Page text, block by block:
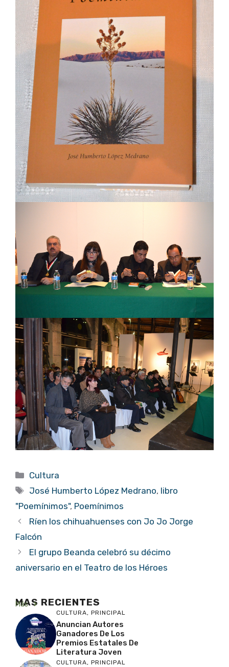
Categorías
Cultura
Etiquetas
José Humberto López Medrano, libro
"Poemínimos", Poemínimos
Ríen los chihuahuenses con Jo Jo Jorge
Falcón
El grupo Beanda celebró su décimo
aniversario en el Teatro de los Héroes
MAS RECIENTES
Más
CULTURA, PRINCIPAL
Anuncian Autores
Ganadores De Los
Premios Estatales De
Literatura Joven
CULTURA, PRINCIPAL